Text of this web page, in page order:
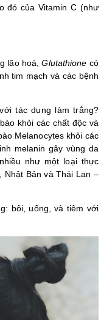
đó của Vitamin C (như
lão hoá,Glutathione có
tim mạch và các bệnh
tác dụng làm trắng?
khỏi các chất độc và
Melanocytes khỏi các
melanin gây vùng da
như một loại thực
Nhật Bản và Thái Lan –
bôi, uống, và tiêm với